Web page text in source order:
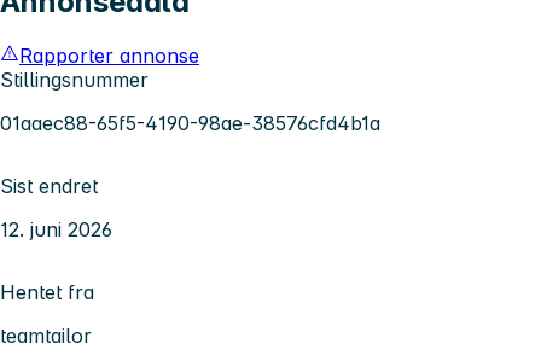
Rapporter annonse
Stillingsnummer
01aaec88-65f5-4190-98ae-38576cfd4b1a
Sist endret
12. juni 2026
Hentet fra
teamtailor